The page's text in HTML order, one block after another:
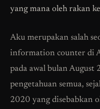
yang mana oleh rakan
Aku merupakan salah
information counter di
pada awal bulan
pengetahuan semua,
2020 yang disebabkan